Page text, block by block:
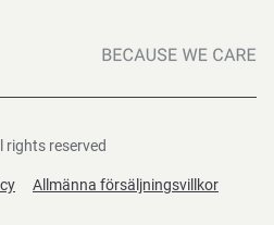
reserved
Allmänna försäljningsvillkor